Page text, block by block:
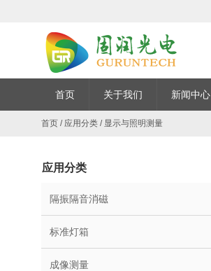
首页 关于我们 新闻中心
首页 / 应用分类 / 显示与照明测量
应用分类
隔振隔音消磁
标准灯箱
成像测量